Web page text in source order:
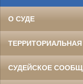
О СУДЕ
СУДЕЙСКОЕ